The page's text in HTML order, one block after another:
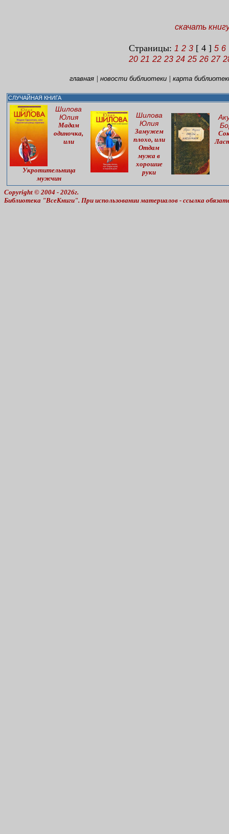
скачать
Страницы: 1 2 3 [ 4 ] 5 6
20 21 22 23 24 25 26 27
главная| новости библиотеки| карта
СЛУЧАЙНАЯ КНИГА
Шилова
Юлия
Мадам
одиночка,
или
Укротительница
мужчин
Шилова
Юлия
Замужем
плохо, или
Отдам
мужа в
хорошие
руки
Copyright © 2004 - 2026г.
Библиотека "ВсеКниги". При использовании материалов - ссылка